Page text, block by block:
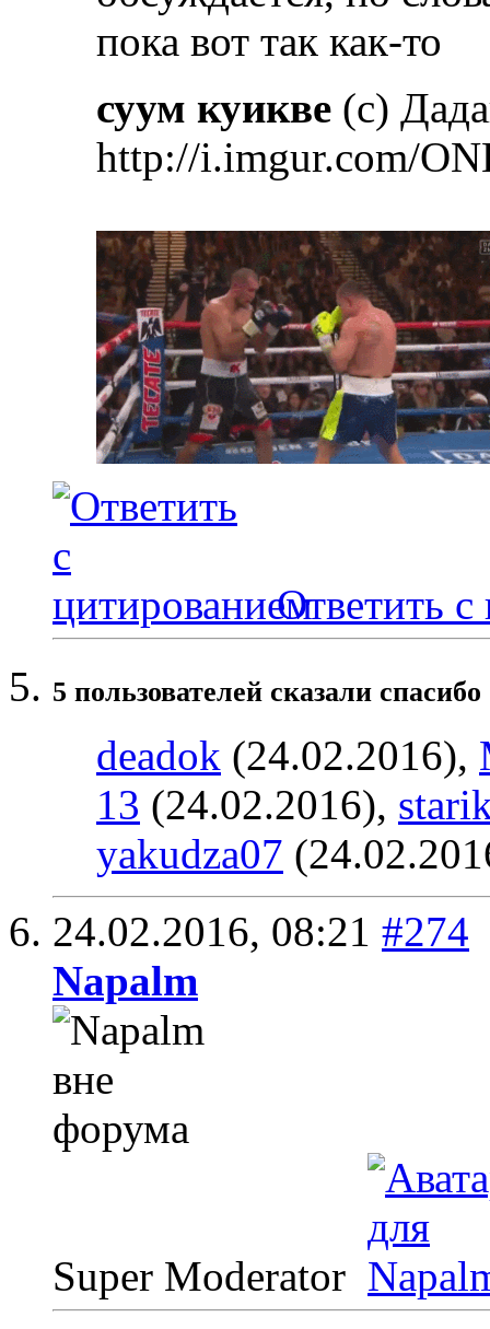
пока вот так как-то
суум куикве (с)
http://i.imgur.com/
Ответить с
5 пользователей сказали
deadok (24.02.2016),
13 (24.02.2016),
yakudza07
24.02.2016, 08:21 #274
Napalm
Super Moderator